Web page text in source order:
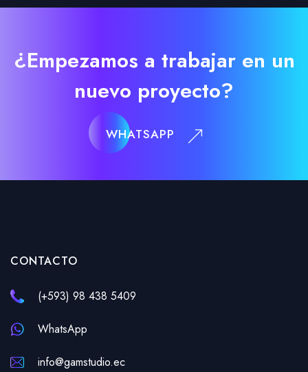
¿Empezamos a trabajar en un
nuevo proyecto?
WHATSAPP
CONTACTO
(+593) 98 438 5409
WhatsApp
info@gamstudio.ec